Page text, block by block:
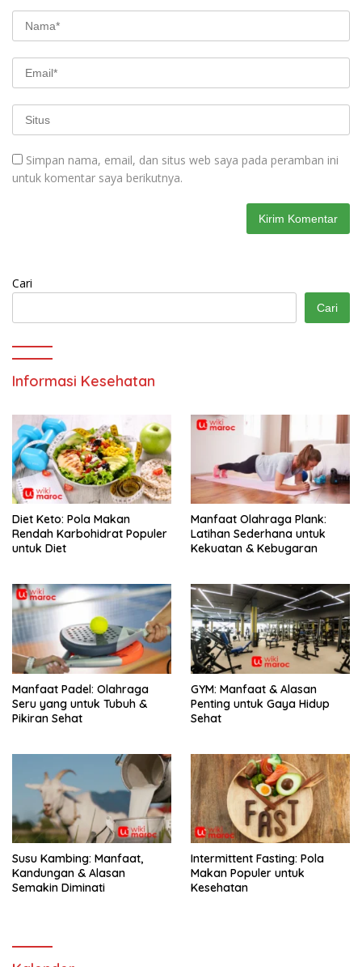
Simpan nama, email, dan situs web saya pada peramban ini
untuk komentar saya berikutnya.
Cari
Cari
Informasi Kesehatan
Diet Keto: Pola Makan
Rendah Karbohidrat Populer
untuk Diet
Manfaat Olahraga Plank:
Latihan Sederhana untuk
Kekuatan & Kebugaran
Manfaat Padel: Olahraga
Seru yang untuk Tubuh &
Pikiran Sehat
GYM: Manfaat & Alasan
Penting untuk Gaya Hidup
Sehat
Susu Kambing: Manfaat,
Kandungan & Alasan
Semakin Diminati
Intermittent Fasting: Pola
Makan Populer untuk
Kesehatan